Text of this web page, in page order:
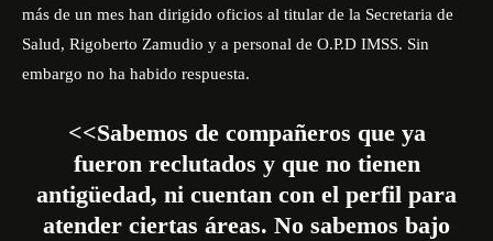
más de un mes han dirigido oficios al titular de la Secretaria de
Salud, Rigoberto Zamudio y a personal de O.P.D IMSS. Sin
embargo no ha habido respuesta.
<<Sabemos de compañeros que ya
fueron reclutados y que no tienen
antigüedad, ni cuentan con el perfil para
atender ciertas áreas. No sabemos bajo